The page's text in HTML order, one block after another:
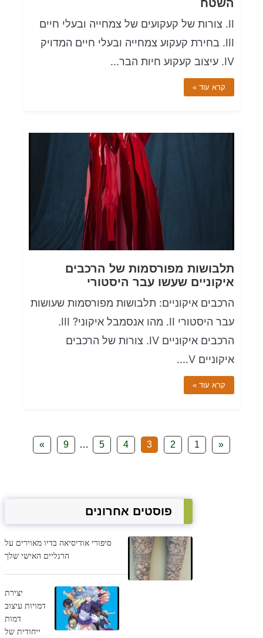
השטח
II. צורות של קעקועים של צמחייה ובעלי חיים
III. בחירת קעקוע צמחייה ובעלי חיים המדויק
IV. עיצוב קעקוע חיות הבר...
קרא עוד »
תלבושות מפורסמות של הרכבים
איקוניים שעשו עבר היסטורי
הרכבים איקוניים: תלבושות מפורסמות שעושות
עבר היסטורי II. מהו אנסמבל איקוני? III.
הרכבים איקוניים IV. צורות של הרכבים
איקוניים V....
קרא עוד »
«
1
2
3
4
5
…
9
»
פוסטים אחרונים
סיפורי אודיסיאה בדיו מאוירים על
הרגליים האישי שלך
יצירת
דמויות עיצוב
דמות
ייחודית של